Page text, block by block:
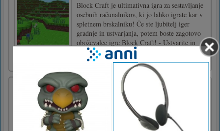
Block Craft je ultimativna igra za sestavljanje
osebnih računalnikov, ki jo lahko igrate kar v
spletnem brskalniku! Če ste ljubitelj iger
gradnje in ustvarjanja, potem boste zagotovo
oboževalec igre Block Craft! - Ustvarite in
zgradite masivne kockaste pokrajine z Block
Snežna patrulja
Zberite čim več kroglic in jih potisnite v
luknjo. Imaš dovolj žog? Nadaljujte z
naslednjo sejo. Naredite to, dokler ne končate
stopnje.Uporabite miško za igranje